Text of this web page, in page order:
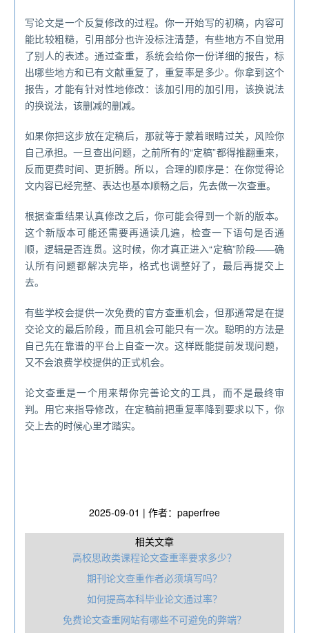
写论文是一个反复修改的过程。你一开始写的初稿，内容可
能比较粗糙，引用部分也许没标注清楚，有些地方不自觉用
了别人的表述。通过查重，系统会给你一份详细的报告，标
出哪些地方和已有文献重复了，重复率是多少。你拿到这个
报告，才能有针对性地修改：该加引用的加引用，该换说法
的换说法，该删减的删减。
如果你把这步放在定稿后，那就等于蒙着眼睛过关，风险你
自己承担。一旦查出问题，之前所有的“定稿”都得推翻重来，
反而更费时间、更折腾。所以，合理的顺序是：在你觉得论
文内容已经完整、表达也基本顺畅之后，先去做一次查重。
根据查重结果认真修改之后，你可能会得到一个新的版本。
这个新版本可能还需要再通读几遍，检查一下语句是否通
顺，逻辑是否连贯。这时候，你才真正进入“定稿”阶段——确
认所有问题都解决完毕，格式也调整好了，最后再提交上
去。
有些学校会提供一次免费的官方查重机会，但那通常是在提
交论文的最后阶段，而且机会可能只有一次。聪明的方法是
自己先在靠谱的平台上自查一次。这样既能提前发现问题，
又不会浪费学校提供的正式机会。
论文查重是一个用来帮你完善论文的工具，而不是最终审
判。用它来指导修改，在定稿前把重复率降到要求以下，你
交上去的时候心里才踏实。
2025-09-01 | 作者：paperfree
相关文章
高校思政类课程论文查重率要求多少？
期刊论文查重作者必须填写吗？
如何提高本科毕业论文通过率？
免费论文查重网站有哪些不可避免的弊端？